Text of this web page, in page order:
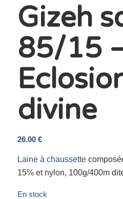
Gizeh
85/15
divine
26.00 €
Laine à chaussette
15% et nylon, 100g/400m
En stock